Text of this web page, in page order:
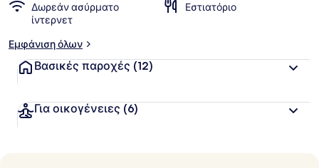
θ
ο
α
Δωρεάν ασύρματο
ίντερνετ
Εστιατόριο
Εμφάνιση όλων
Βασικές παροχές (12)
Για οικογένειες (6)